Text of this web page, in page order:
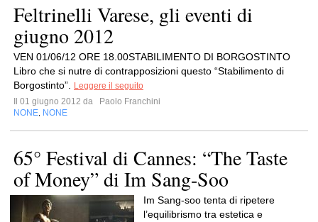
Feltrinelli Varese, gli eventi di
giugno 2012
VEN 01/06/12 ORE 18.00STABILIMENTO DI BORGOSTINTO
Libro che si nutre di contrapposizioni questo “Stabilimento di
Borgostinto”.
Leggere il seguito
Il 01 giugno 2012 da
Paolo Franchini
NONE NONE
65° Festival di Cannes: “The Taste
of Money” di Im Sang-Soo
Im Sang-soo tenta di ripetere
l’equilibrismo tra estetica e